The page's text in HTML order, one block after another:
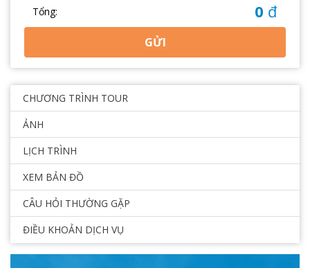
Tổng: 0 đ
GỬI
CHƯƠNG TRÌNH TOUR
ẢNH
LỊCH TRÌNH
XEM BẢN ĐỒ
CÂU HỎI THƯỜNG GẶP
ĐIỀU KHOẢN DỊCH VỤ